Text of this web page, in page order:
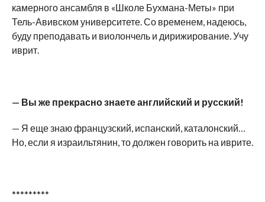
камерного ансамбля в «Школе Бухмана-Меты» при
Тель-Авивском университете. Со временем, надеюсь,
буду преподавать и виолончель и дирижирование. Учу
иврит.
— Вы же прекрасно знаете английский и русский!
— Я еще знаю французский, испанский, каталонский…
Но, если я израильтянин, то должен говорить на иврите.
*********